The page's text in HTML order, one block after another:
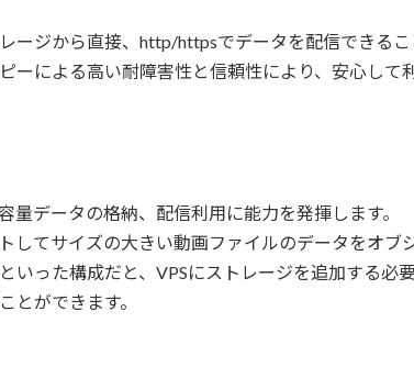
ージから直接、http/httpsでデータを配信できるこ
ーによる高い耐障害性と信頼性により、安心して
量データの格納、配信利用に能力を発揮します。
してサイズの大きい動画ファイルのデータをオブ
いった構成だと、VPSにストレージを追加する必
とができます。